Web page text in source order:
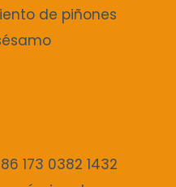
de piñones
173 0382 1432